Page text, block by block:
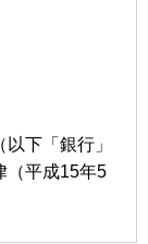
下「銀行」
（平成15年5
囲で利用す